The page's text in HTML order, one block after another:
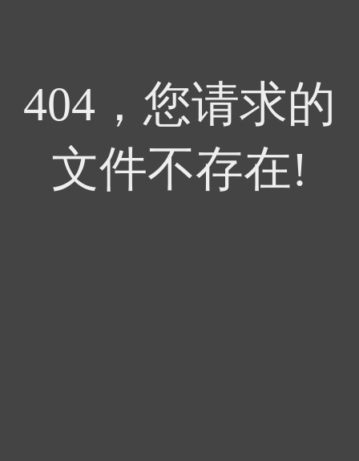
404，您请求的
文件不存在!